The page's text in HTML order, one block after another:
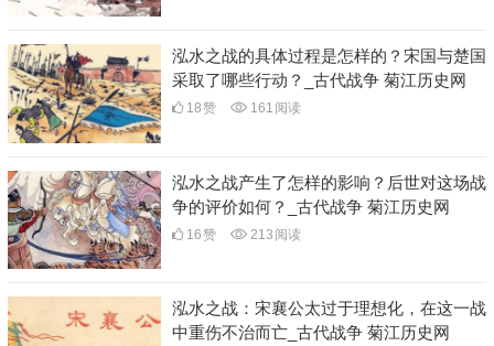
泓水之战的具体过程是怎样的？宋国与楚国
采取了哪些行动？_古代战争 菊江历史网
18赞 161 阅读
泓水之战产生了怎样的影响？后世对这场战
争的评价如何？_古代战争 菊江历史网
16赞 213 阅读
泓水之战：宋襄公太过于理想化，在这一战
中重伤不治而亡_古代战争 菊江历史网